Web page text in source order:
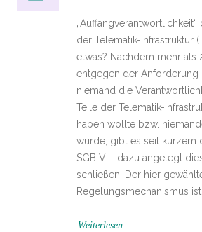
„Auffangverantwortlichkeit“
der Telematik-Infrastruktur
etwas? Nachdem mehr als
entgegen der Anforderung
niemand die
Teile der Telematik-
haben wollte bzw.
wurde, gibt es seit kurzem
SGB V – dazu angelegt
schließen. Der hier
Regelungsmechanismus ist
Weiterlesen